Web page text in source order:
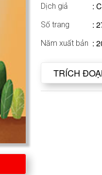
Dịch giả :
Số trang :
Năm xuất bản :
TRÍCH